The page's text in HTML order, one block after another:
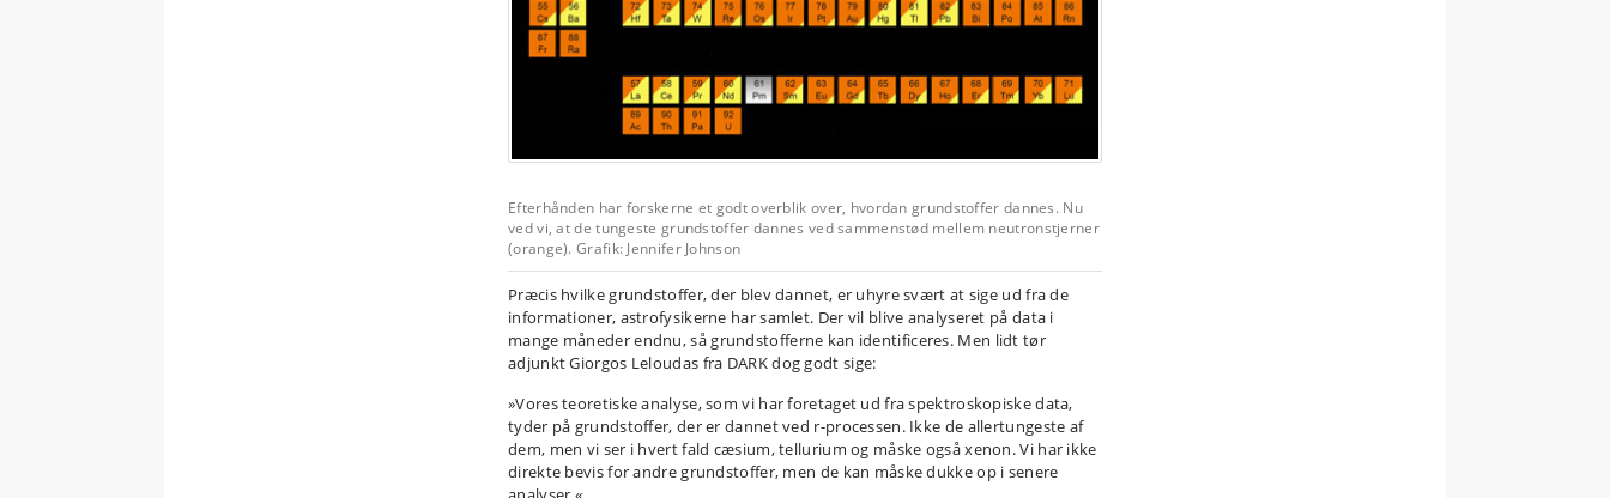
Efterhånden har forskerne et godt overblik over, hvordan grundstoffer dannes. Nu
ved vi, at de tungeste grundstoffer dannes ved sammenstød mellem neutronstjerner
(orange). Grafik: Jennifer Johnson
Præcis hvilke grundstoffer, der blev dannet, er uhyre svært at sige ud fra de
informationer, astrofysikerne har samlet. Der vil blive analyseret på data i
mange måneder endnu, så grundstofferne kan identificeres. Men lidt tør
adjunkt Giorgos Leloudas fra DARK dog godt sige:
»Vores teoretiske analyse, som vi har foretaget ud fra spektroskopiske data,
tyder på grundstoffer, der er dannet ved r-processen. Ikke de allertungeste af
dem, men vi ser i hvert fald cæsium, tellurium og måske også xenon. Vi har ikke
direkte bevis for andre grundstoffer, men de kan måske dukke op i senere